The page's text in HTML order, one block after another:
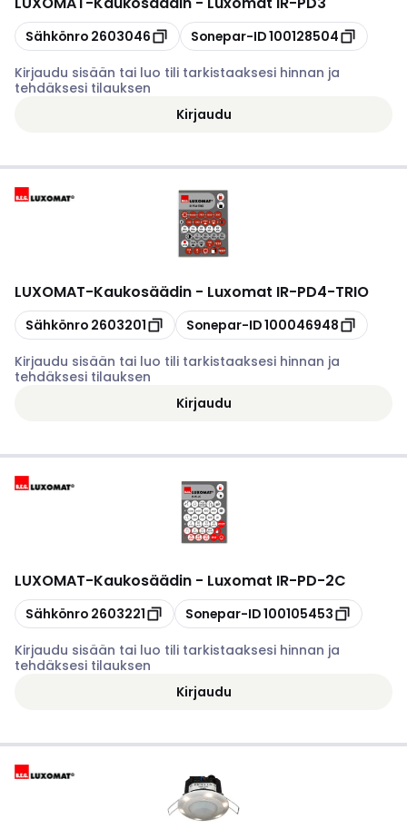
Kopioi
Sähkönro 2603046 Kopioi
Sonepar-ID100128504
Kirjaudu sisään tai luo tili tarkistaaksesi hinnan ja
tehdäksesi tilauksen
Kirjaudu
LUXOMAT-Kaukosäädin - Luxomat IR-PD4-TRIO
Kopioi
Sähkönro 2603201 Kopioi
Sonepar-ID100046948
Kirjaudu sisään tai luo tili tarkistaaksesi hinnan ja
tehdäksesi tilauksen
Kirjaudu
LUXOMAT-Kaukosäädin - Luxomat IR-PD-2C
Kopioi
Sähkönro 2603221 Kopioi
Sonepar-ID100105453
Kirjaudu sisään tai luo tili tarkistaaksesi hinnan ja
tehdäksesi tilauksen
Kirjaudu